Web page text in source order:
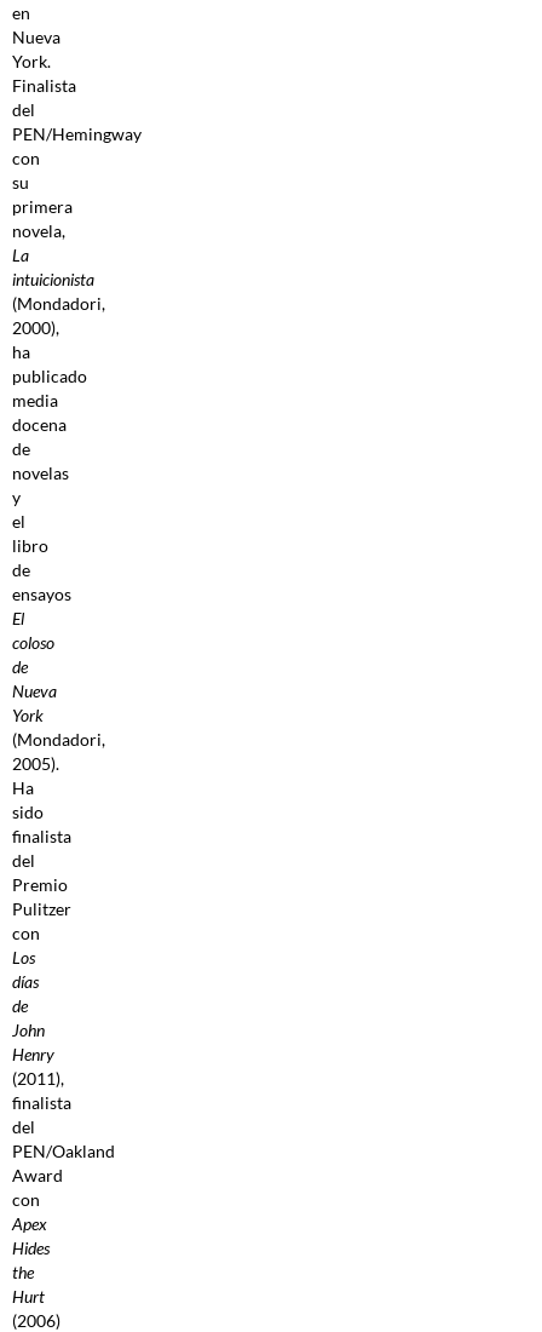
en
Nueva
York.
Finalista
del
PEN/Hemingway
con
su
primera
novela,
La
intuicionista
(Mondadori,
2000),
ha
publicado
media
docena
de
novelas
y
el
libro
de
ensayos
El
coloso
de
Nueva
York
(Mondadori,
2005).
Ha
sido
finalista
del
Premio
Pulitzer
con
Los
días
de
John
Henry
(2011),
finalista
del
PEN/Oakland
Award
con
Apex
Hides
the
Hurt
(2006)